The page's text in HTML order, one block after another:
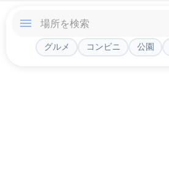
グルメ コンビニ 公園